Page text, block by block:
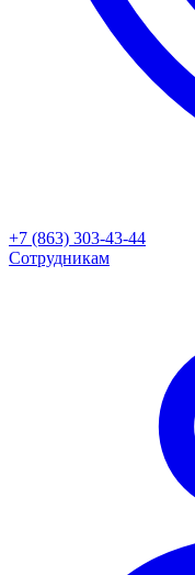
+7 (863) 303-43-44
Сотрудникам